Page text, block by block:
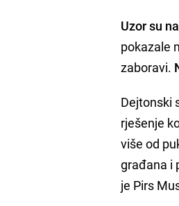
Uzor su
pokazale
zaboravi.
Dejtonski
rješenje
više od
građana i
je Pirs